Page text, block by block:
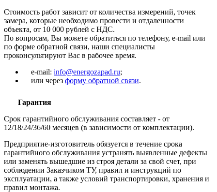
Стоимость работ зависит от количества измерений, точек
замера, которые необходимо провести и отдаленности
объекта, от 10 000 рублей с НДС.
По вопросам, Вы можете обратиться по телефону, e-mail или
по форме обратной связи, наши специалисты
проконсультируют Вас в рабочее время.
e-mail: info@energozapad.ru;
или через форму обратной связи.
Гарантия
Срок гарантийного обслуживания составляет - от
12/18/24/36/60 месяцев (в зависимости от комплектации).
Предприятие-изготовитель обязуется в течение срока
гарантийного обслуживания устранять выявленные дефекты
или заменять вышедшие из строя детали за свой счет, при
соблюдении Заказчиком ТУ, правил и инструкций по
эксплуатации, а также условий транспортировки, хранения и
правил монтажа.